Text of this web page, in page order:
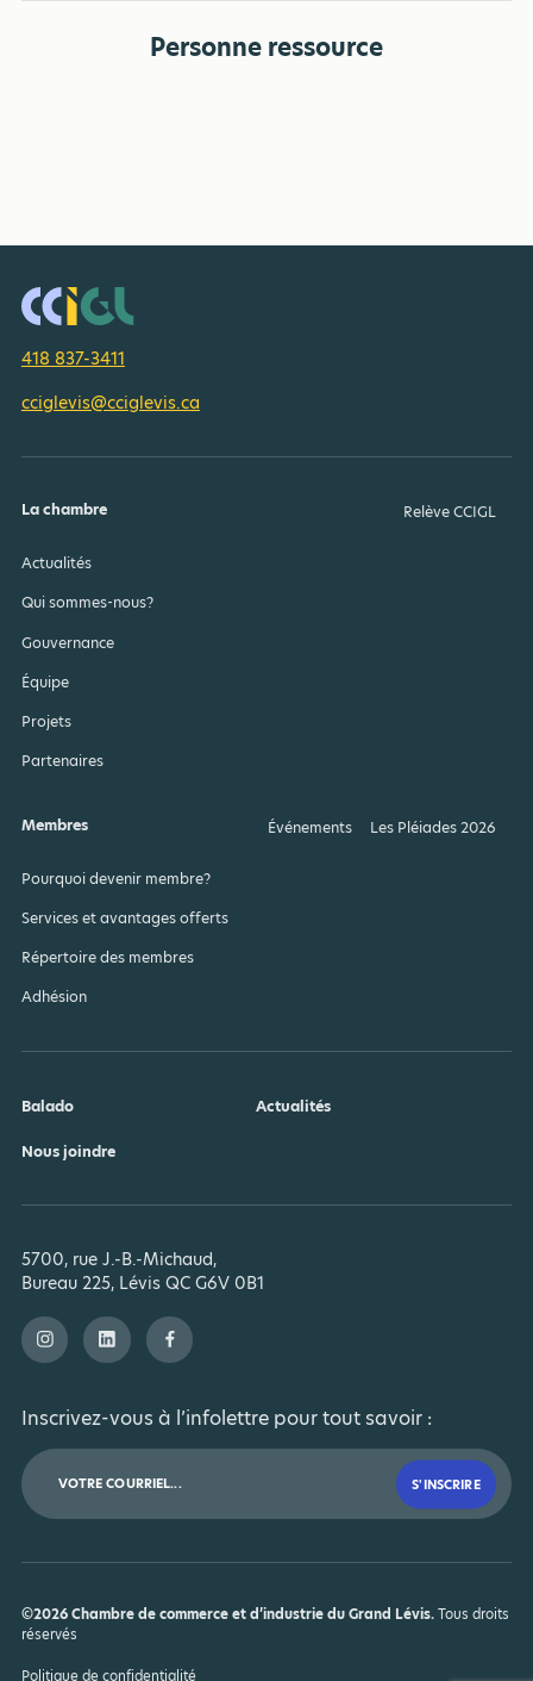
Personne ressource
418 837-3411
cciglevis@cciglevis.ca
La chambre
Actualités
Qui sommes-nous?
Gouvernance
Équipe
Projets
Partenaires
Relève CCIGL
Membres
Pourquoi devenir membre?
Services et avantages offerts
Répertoire des membres
Adhésion
Événements Les Pléiades 2026
Balado Actualités
Nous joindre
5700, rue J.-B.-Michaud,
Bureau 225, Lévis QC G6V 0B1
Inscrivez-vous à l’infolettre pour tout savoir :
©2026 Chambre de commerce et d’industrie du Grand Lévis.Tous droits
réservés
Politique de confidentialité